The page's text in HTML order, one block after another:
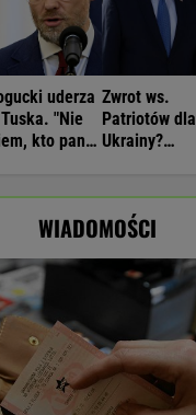
uderza
"Nie
kto panu
Zwrot ws.
Patriotów dla
Ukrainy?
WIADOMOŚCI